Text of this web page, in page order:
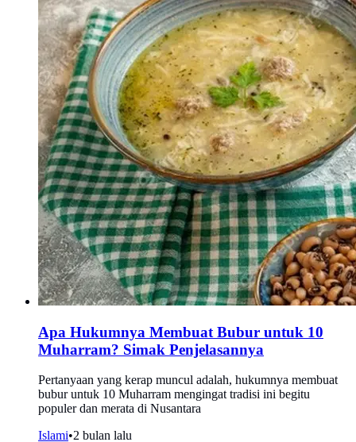
Apa Hukumnya Membuat Bubur untuk 10
Muharram? Simak Penjelasannya
Pertanyaan yang kerap muncul adalah, hukumnya membuat
bubur untuk 10 Muharram mengingat tradisi ini begitu
populer dan merata di Nusantara
Islami•2 bulan lalu